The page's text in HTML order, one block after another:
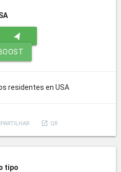
navigation
residentes en USA
launch QR
tipo